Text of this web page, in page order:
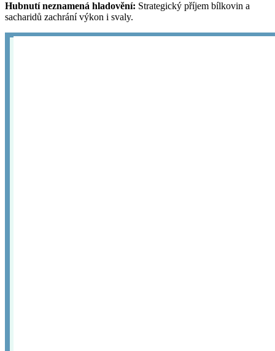
Hubnutí neznamená hladovění: Strategický příjem bílkovin a
sacharidů zachrání výkon i svaly.